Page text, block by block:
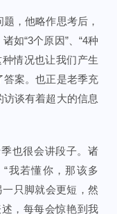
，他略作思考后，
如“3个原因”、“4种
种情况也让我们产生
案。也正是老季充
谈有着超大的信息
也很会讲段子。诸
我若懂你，那该多
只脚就会更短，然
，每每会惊艳到我